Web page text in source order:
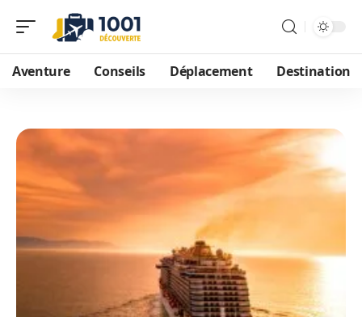
Aventure Conseils Déplacement Destination